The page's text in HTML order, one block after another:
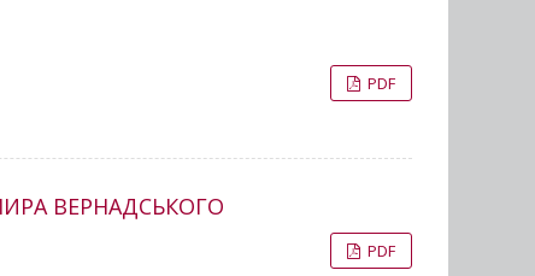
PDF
ВЕРНАДСЬКОГО
PDF